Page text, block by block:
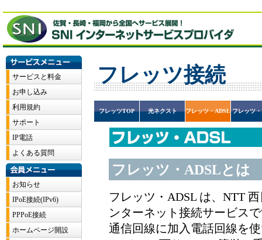
フレッツ接続
フレッツTOP 光ネクスト フレッツ・ADSL フレッツ
フレッツ・ADSLとは
フレッツ・ADSL は、NTT
ンターネット接続サービス
通信回線に加入電話回線を